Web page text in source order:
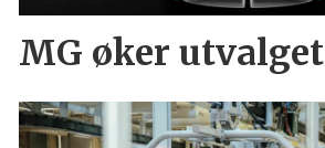
MG øker utvalget